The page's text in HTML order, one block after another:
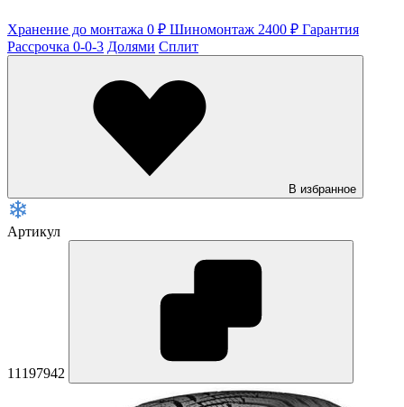
Хранение до монтажа 0 ₽ Шиномонтаж 2400 ₽ Гарантия
Рассрочка 0-0-3 Долями Сплит
В избранное
Артикул
11197942